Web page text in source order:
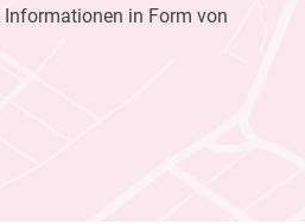
in Form von